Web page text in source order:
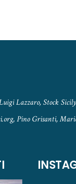
Lazzaro, Stock
Pino Grisanti,